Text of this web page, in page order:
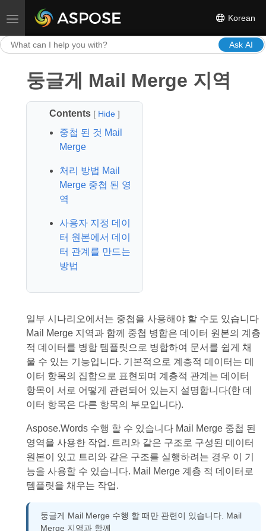
Toggle navigation Korean
Ask AI
둥글게 Mail Merge 지역
Contents [ Hide]
중첩 된 것 Mail
Merge
처리 방법 Mail
Merge 중첩 된 영
역
사용자 지정 데이
터 원본에서 데이
터 관계를 만드는
방법
일부 시나리오에서는 중첩을 사용해야 할 수도 있습니다
Mail Merge 지역과 함께 중첩 병합은 데이터 원본의 계층
적 데이터를 병합 템플릿으로 병합하여 문서를 쉽게 채
울 수 있는 기능입니다. 기본적으로 계층적 데이터는 데
이터 항목의 집합으로 표현되며 계층적 관계는 데이터
항목이 서로 어떻게 관련되어 있는지 설명합니다(한 데
이터 항목은 다른 항목의 부모입니다).
Aspose.Words 수행 할 수 있습니다 Mail Merge 중첩 된
영역을 사용한 작업. 트리와 같은 구조로 구성된 데이터
원본이 있고 트리와 같은 구조를 실행하려는 경우 이 기
능을 사용할 수 있습니다. Mail Merge 계층 적 데이터로
템플릿을 채우는 작업.
둥글게 Mail Merge 수행 할 때만 관련이 있습니다. Mail
Merge 지역과 함께